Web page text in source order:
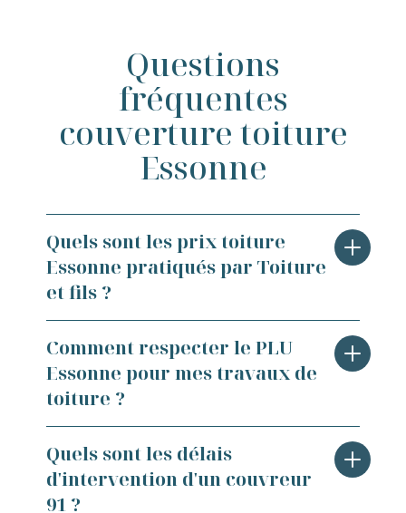
Questions
fréquentes
couverture toiture
Essonne
Quels sont les prix toiture
Essonne pratiqués par Toiture
et fils ?
Nos tarifs de couverture s'adaptent aux
spécificités du marché Île-de-France
tout en restant compétitifs. En Essonne,
matériaux choisis. Les contraintes
d'accès dans l'habitat pavillonnaire
essonnien et les normes d'isolation
Comment respecter le PLU
Essonne pour mes travaux de
toiture ?
Chaque commune de l'Essonne
applique des règles PLU strictes
concernant les matériaux de couverture
Quels sont les délais
d'intervention d'un couvreur
91 ?